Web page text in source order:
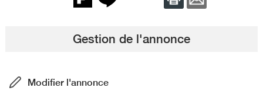
Gestion de l'annonce
Modifier l'annonce